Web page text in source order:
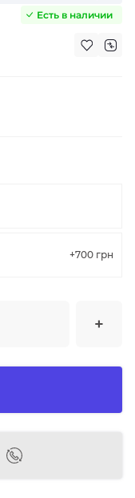
Есть в наличии
+700 грн
+